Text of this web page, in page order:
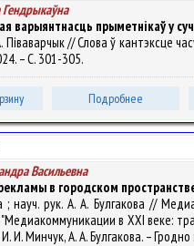
Гендрыкаўна
варыянтнасць прыметнікаў у
Піваварчык // Слова ў кантэксце
– С. 301-305.
Подробнее
Васильевна
в городском
науч. рук. А. А. Булгакова //
в XXI веке:
И. Минчук, А. А. Булгакова. –